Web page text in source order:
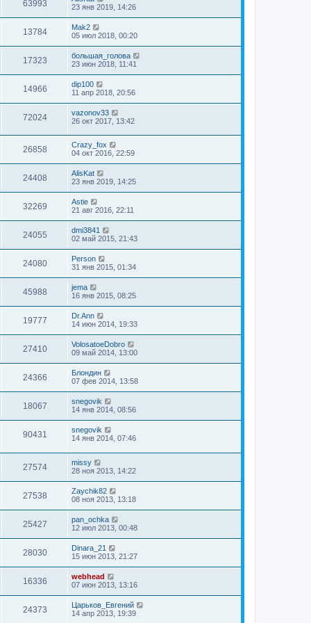
63993
23 янв 2019, 14:26
13784
Mak2
05 июл 2018, 00:20
17323
большая_голова
23 июн 2018, 11:41
14966
dip100
11 апр 2018, 20:56
72024
vazonov33
26 окт 2017, 13:42
26858
Crazy_fox
04 окт 2016, 22:59
24408
AlisKat
23 янв 2019, 14:25
32269
Astie
21 авг 2016, 22:11
24055
dmi3841
02 май 2015, 21:43
24080
Person
31 янв 2015, 01:34
45988
jema
16 янв 2015, 08:25
19777
Dr.Ann
14 июн 2014, 19:33
27410
VolosatoeDobro
09 май 2014, 13:00
24366
Блондин
07 фев 2014, 13:58
18067
snegovik
14 янв 2014, 08:56
90431
snegovik
14 янв 2014, 07:46
27574
missy
28 ноя 2013, 14:22
27538
Zaychik82
08 ноя 2013, 13:18
25427
pan_ochka
12 июл 2013, 00:48
28030
Dinara_21
15 июн 2013, 21:27
16336
webhead
07 июн 2013, 13:16
24373
Царьков_Евгений
14 апр 2013, 19:39